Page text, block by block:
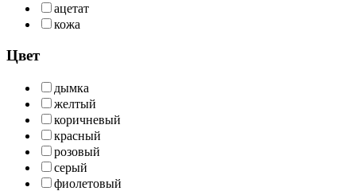
ацетат
кожа
Цвет
дымка
желтый
коричневый
красный
розовый
серый
фиолетовый